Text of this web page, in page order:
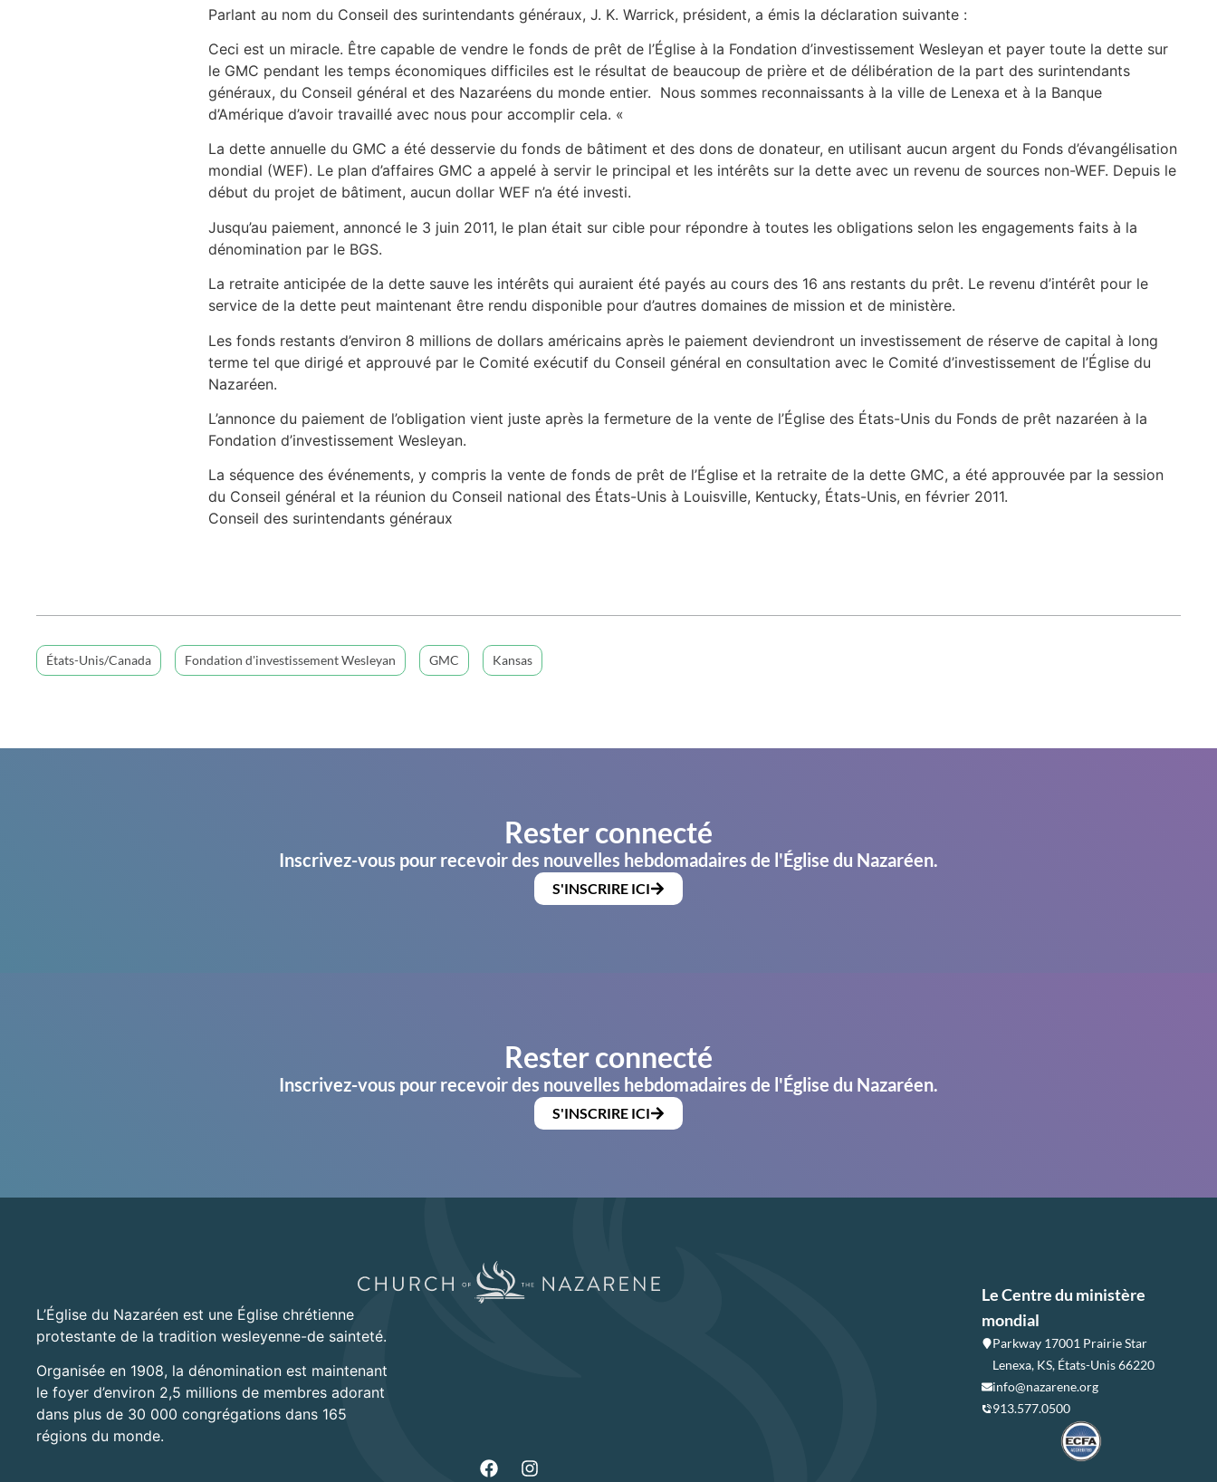
Parlant au nom du Conseil des surintendants généraux, J. K. Warrick, président, a émis la déclaration suivante :
Ceci est un miracle. Être capable de vendre le fonds de prêt de l’Église à la Fondation d’investissement Wesleyan et payer toute la dette sur
le GMC pendant les temps économiques difficiles est le résultat de beaucoup de prière et de délibération de la part des surintendants
généraux, du Conseil général et des Nazaréens du monde entier. Nous sommes reconnaissants à la ville de Lenexa et à la Banque
d’Amérique d’avoir travaillé avec nous pour accomplir cela. «
La dette annuelle du GMC a été desservie du fonds de bâtiment et des dons de donateur, en utilisant aucun argent du Fonds d’évangélisation
mondial (WEF). Le plan d’affaires GMC a appelé à servir le principal et les intérêts sur la dette avec un revenu de sources non-WEF. Depuis le
début du projet de bâtiment, aucun dollar WEF n’a été investi.
Jusqu’au paiement, annoncé le 3 juin 2011, le plan était sur cible pour répondre à toutes les obligations selon les engagements faits à la
dénomination par le BGS.
La retraite anticipée de la dette sauve les intérêts qui auraient été payés au cours des 16 ans restants du prêt. Le revenu d’intérêt pour le
service de la dette peut maintenant être rendu disponible pour d’autres domaines de mission et de ministère.
Les fonds restants d’environ 8 millions de dollars américains après le paiement deviendront un investissement de réserve de capital à long
terme tel que dirigé et approuvé par le Comité exécutif du Conseil général en consultation avec le Comité d’investissement de l’Église du
Nazaréen.
L’annonce du paiement de l’obligation vient juste après la fermeture de la vente de l’Église des États-Unis du Fonds de prêt nazaréen à la
Fondation d’investissement Wesleyan.
La séquence des événements, y compris la vente de fonds de prêt de l’Église et la retraite de la dette GMC, a été approuvée par la session
du Conseil général et la réunion du Conseil national des États-Unis à Louisville, Kentucky, États-Unis, en février 2011.
Conseil des surintendants généraux
États-Unis/Canada Fondation d'investissement Wesleyan GMC Kansas
Rester connecté
Inscrivez-vous pour recevoir des nouvelles hebdomadaires de l'Église du Nazaréen.
S'INSCRIRE ICI
Rester connecté
Inscrivez-vous pour recevoir des nouvelles hebdomadaires de l'Église du Nazaréen.
S'INSCRIRE ICI
L’Église du Nazaréen est une Église chrétienne
protestante de la tradition wesleyenne-de sainteté.
Organisée en 1908, la dénomination est maintenant
le foyer d’environ 2,5 millions de membres adorant
dans plus de 30 000 congrégations dans 165
régions du monde.
Le Centre du ministère
mondial
Parkway 17001 Prairie Star
Lenexa, KS, États-Unis 66220
info@nazarene.org
913.577.0500